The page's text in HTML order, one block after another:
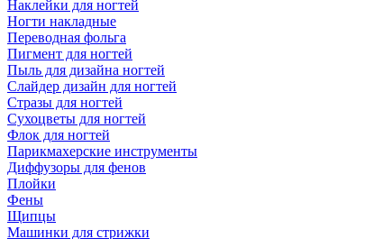
Наклейки для ногтей
Ногти накладные
Переводная фольга
Пигмент для ногтей
Пыль для дизайна ногтей
Слайдер дизайн для ногтей
Стразы для ногтей
Сухоцветы для ногтей
Флок для ногтей
Парикмахерские инструменты
Диффузоры для фенов
Плойки
Фены
Щипцы
Машинки для стрижки